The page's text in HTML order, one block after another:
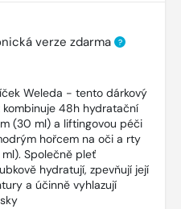
verze zdarma ?
Weleda - tento dárkový
kombinuje 48h hydratační
(30 ml) a liftingovou péči
hořcem na oči a rty
ml). Společně pleť
hydratují, zpevňují její
a účinně vyhlazují